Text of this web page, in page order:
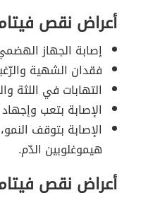
أعراض نقص
إصابة الجهاز
فقدان الشهية
التهابات في اللثة
الإصابة بتعب وإجهاد
الإصابة بتوقف
هيموغلوبين الدّم.
أعراض نقص